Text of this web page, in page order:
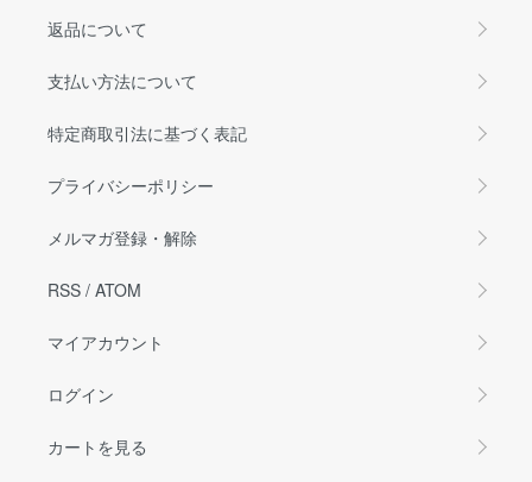
返品について
支払い方法について
特定商取引法に基づく表記
プライバシーポリシー
メルマガ登録・解除
RSS / ATOM
マイアカウント
ログイン
カートを見る